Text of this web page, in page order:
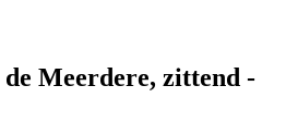
Meerdere, zittend -